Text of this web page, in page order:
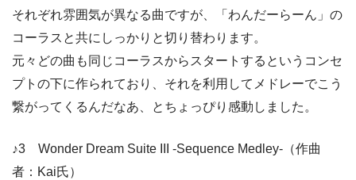
それぞれ雰囲気が異なる曲ですが、「わんだーらーん」の
コーラスと共にしっかりと切り替わります。
元々どの曲も同じコーラスからスタートするというコンセ
プトの下に作られており、それを利用してメドレーでこう
繋がってくるんだなあ、とちょっぴり感動しました。
♪3 Wonder Dream Suite III -Sequence Medley-（作曲
者：Kai氏）